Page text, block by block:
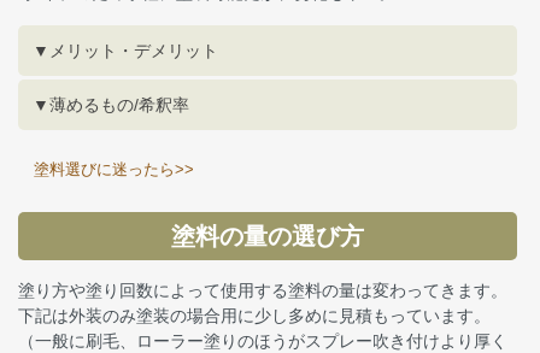
▼メリット・デメリット
▼薄めるもの/希釈率
塗料選びに迷ったら>>
塗料の量の選び方
塗り方や塗り回数によって使用する塗料の量は変わってきます。
下記は外装のみ塗装の場合用に少し多めに見積もっています。
（一般に刷毛、ローラー塗りのほうがスプレー吹き付けより厚く